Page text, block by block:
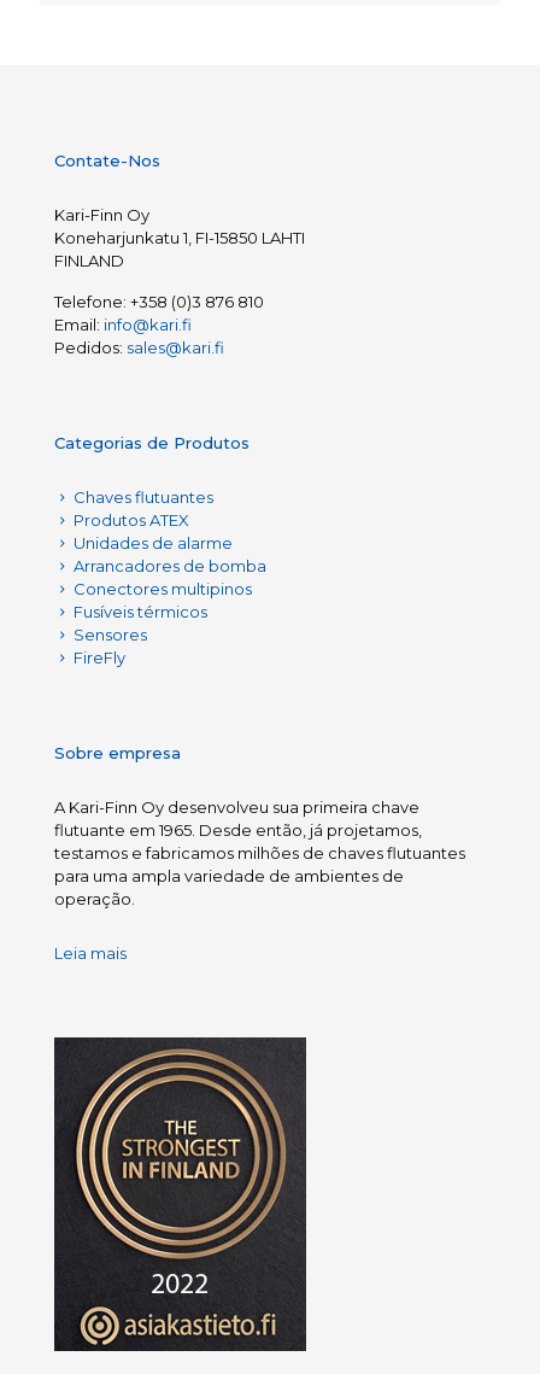
Contate-Nos
Kari-Finn Oy
Koneharjunkatu 1, FI-15850 LAHTI
FINLAND
Telefone: +358 (0)3 876 810
Email: info@kari.fi
Pedidos: sales@kari.fi
Categorias de Produtos
Chaves flutuantes
Produtos ATEX
Unidades de alarme
Arrancadores de bomba
Conectores multipinos
Fusíveis térmicos
Sensores
FireFly
Sobre empresa
A Kari-Finn Oy desenvolveu sua primeira chave
flutuante em 1965. Desde então, já projetamos,
testamos e fabricamos milhões de chaves flutuantes
para uma ampla variedade de ambientes de
operação.
Leia mais